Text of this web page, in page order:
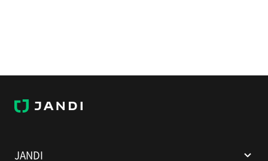
J
A
JANDI